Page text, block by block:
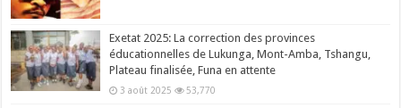
Exetat 2025: La correction des provinces
éducationnelles de Lukunga, Mont-Amba, Tshangu,
Plateau finalisée, Funa en attente
3 août 2025 53,770